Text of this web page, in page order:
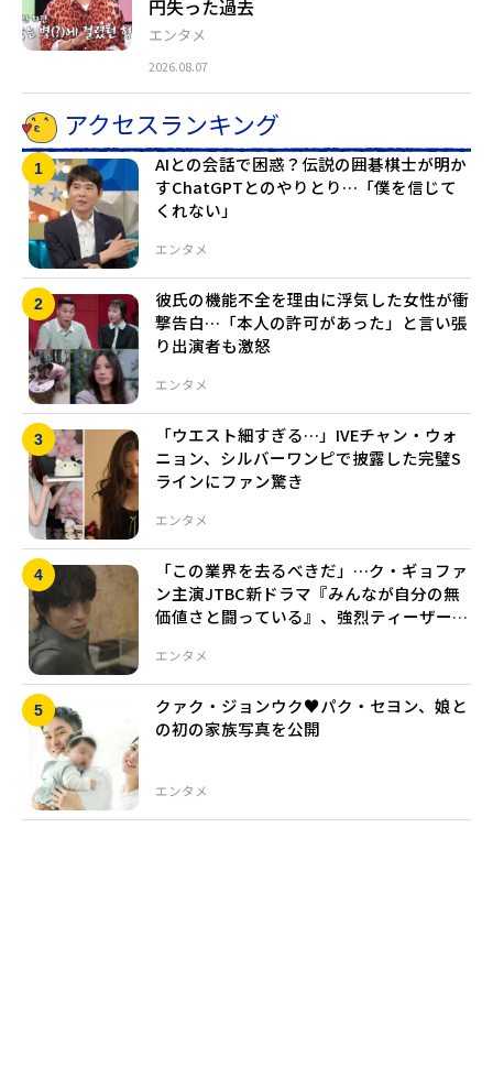
エンタメ
円失った過去
2026.08.07
アクセスランキング
エンタメ
AIとの会話で困惑？伝説の囲碁棋士が明か
すChatGPTとのやりとり…「僕を信じて
くれない」
エンタメ
彼氏の機能不全を理由に浮気した女性が衝
撃告白…「本人の許可があった」と言い張
り出演者も激怒
エンタメ
「ウエスト細すぎる…」IVEチャン・ウォ
ニョン、シルバーワンピで披露した完璧S
ラインにファン驚き
エンタメ
「この業界を去るべきだ」…ク・ギョファ
ン主演JTBC新ドラマ『みんなが自分の無
価値さと闘っている』、強烈ティーザー公
エンタメ
クァク・ジョンウク♥パク・セヨン、娘と
の初の家族写真を公開